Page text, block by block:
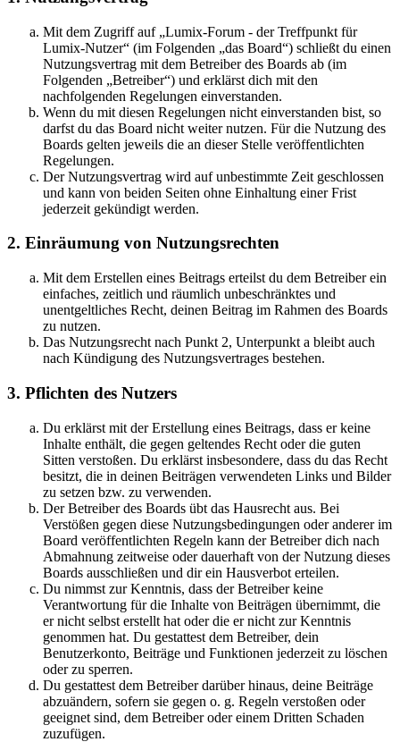
Mit dem Zugriff auf „Lumix-Forum - der Treffpunkt für
Lumix-Nutzer“ (im Folgenden „das Board“) schließt du einen
Nutzungsvertrag mit dem Betreiber des Boards ab (im
Folgenden „Betreiber“) und erklärst dich mit den
nachfolgenden Regelungen einverstanden.
Wenn du mit diesen Regelungen nicht einverstanden bist, so
darfst du das Board nicht weiter nutzen. Für die Nutzung des
Boards gelten jeweils die an dieser Stelle veröffentlichten
Regelungen.
Der Nutzungsvertrag wird auf unbestimmte Zeit geschlossen
und kann von beiden Seiten ohne Einhaltung einer Frist
jederzeit gekündigt werden.
2. Einräumung von Nutzungsrechten
Mit dem Erstellen eines Beitrags erteilst du dem Betreiber ein
einfaches, zeitlich und räumlich unbeschränktes und
unentgeltliches Recht, deinen Beitrag im Rahmen des Boards
zu nutzen.
Das Nutzungsrecht nach Punkt 2, Unterpunkt a bleibt auch
nach Kündigung des Nutzungsvertrages bestehen.
3. Pflichten des Nutzers
Du erklärst mit der Erstellung eines Beitrags, dass er keine
Inhalte enthält, die gegen geltendes Recht oder die guten
Sitten verstoßen. Du erklärst insbesondere, dass du das Recht
besitzt, die in deinen Beiträgen verwendeten Links und Bilder
zu setzen bzw. zu verwenden.
Der Betreiber des Boards übt das Hausrecht aus. Bei
Verstößen gegen diese Nutzungsbedingungen oder anderer im
Board veröffentlichten Regeln kann der Betreiber dich nach
Abmahnung zeitweise oder dauerhaft von der Nutzung dieses
Boards ausschließen und dir ein Hausverbot erteilen.
Du nimmst zur Kenntnis, dass der Betreiber keine
Verantwortung für die Inhalte von Beiträgen übernimmt, die
er nicht selbst erstellt hat oder die er nicht zur Kenntnis
genommen hat. Du gestattest dem Betreiber, dein
Benutzerkonto, Beiträge und Funktionen jederzeit zu löschen
oder zu sperren.
Du gestattest dem Betreiber darüber hinaus, deine Beiträge
abzuändern, sofern sie gegen o. g. Regeln verstoßen oder
geeignet sind, dem Betreiber oder einem Dritten Schaden
zuzufügen.